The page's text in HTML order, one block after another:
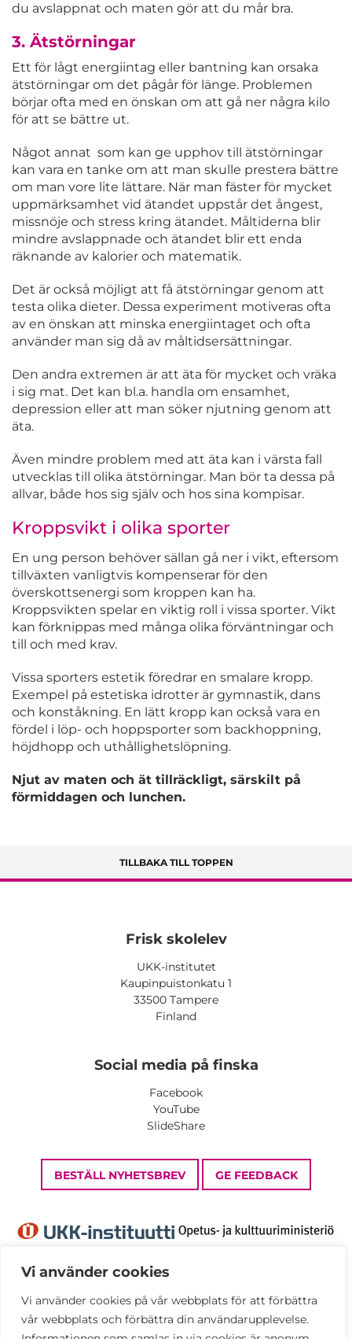
Vi använder cookies
Vi använder cookies på vår webbplats för att förbättra
vår webbplats och förbättra din användarupplevelse.
du avslappnat och maten gör att du mår bra.
3. Ätstörningar
Ett för lågt energiintag eller bantning kan orsaka
ätstörningar om det pågår för länge. Problemen
börjar ofta med en önskan om att gå ner några kilo
för att se bättre ut.
Något annat som kan ge upphov till ätstörningar
kan vara en tanke om att man skulle prestera bättre
om man vore lite lättare. När man fäster för mycket
uppmärksamhet vid ätandet uppstår det ångest,
missnöje och stress kring ätandet. Måltiderna blir
mindre avslappnade och ätandet blir ett enda
räknande av kalorier och matematik.
Det är också möjligt att få ätstörningar genom att
testa olika dieter. Dessa experiment motiveras ofta
av en önskan att minska energiintaget och ofta
använder man sig då av måltidsersättningar.
Den andra extremen är att äta för mycket och vräka
i sig mat. Det kan bl.a. handla om ensamhet,
depression eller att man söker njutning genom att
äta.
Även mindre problem med att äta kan i värsta fall
utvecklas till olika ätstörningar. Man bör ta dessa på
allvar, både hos sig själv och hos sina kompisar.
Kroppsvikt i olika sporter
En ung person behöver sällan gå ner i vikt, eftersom
tillväxten vanligtvis kompenserar för den
överskottsenergi som kroppen kan ha.
Kroppsvikten spelar en viktig roll i vissa sporter. Vikt
kan förknippas med många olika förväntningar och
till och med krav.
Vissa sporters estetik föredrar en smalare kropp.
Exempel på estetiska idrotter är gymnastik, dans
och konståkning. En lätt kropp kan också vara en
fördel i löp- och hoppsporter som backhoppning,
höjdhopp och uthållighetslöpning.
Njut av maten och ät tillräckligt, särskilt på
förmiddagen och lunchen.
TILLBAKA TILL TOPPEN
Frisk skolelev
UKK-institutet
Kaupinpuistonkatu 1
33500 Tampere
Finland
Social media på finska
Facebook
YouTube
SlideShare
BESTÄLL NYHETSBREV GE FEEDBACK
Dataskyddsbeskrivning
Tillgänglighetsutlåtande